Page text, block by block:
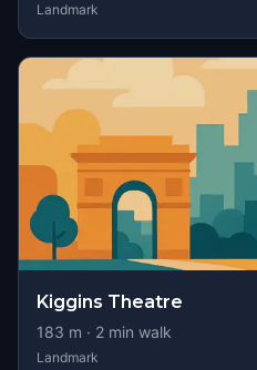
Landmark
Kiggins Theatre
183 m · 2 min walk
Landmark